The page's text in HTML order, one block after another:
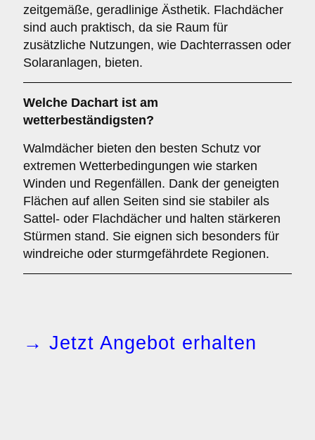
zeitgemäße, geradlinige Ästhetik. Flachdächer
sind auch praktisch, da sie Raum für
zusätzliche Nutzungen, wie Dachterrassen oder
Solaranlagen, bieten.
Welche Dachart ist am
wetterbeständigsten?
Walmdächer bieten den besten Schutz vor
extremen Wetterbedingungen wie starken
Winden und Regenfällen. Dank der geneigten
Flächen auf allen Seiten sind sie stabiler als
Sattel- oder Flachdächer und halten stärkeren
Stürmen stand. Sie eignen sich besonders für
windreiche oder sturmgefährdete Regionen.
→ Jetzt Angebot erhalten